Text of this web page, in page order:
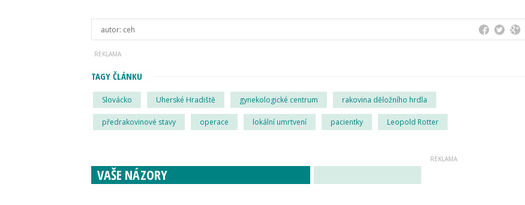
autor: ceh
TAGY ČLÁNKU
Slovácko Uherské Hradiště gynekologické centrum rakovina děložního hrdla
předrakovinové stavy operace lokální umrtvení pacientky Leopold Rotter
VAŠE NÁZORY